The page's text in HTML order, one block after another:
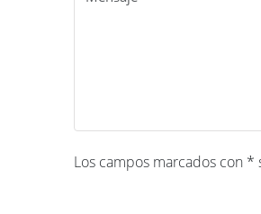
Los campos marcados con *